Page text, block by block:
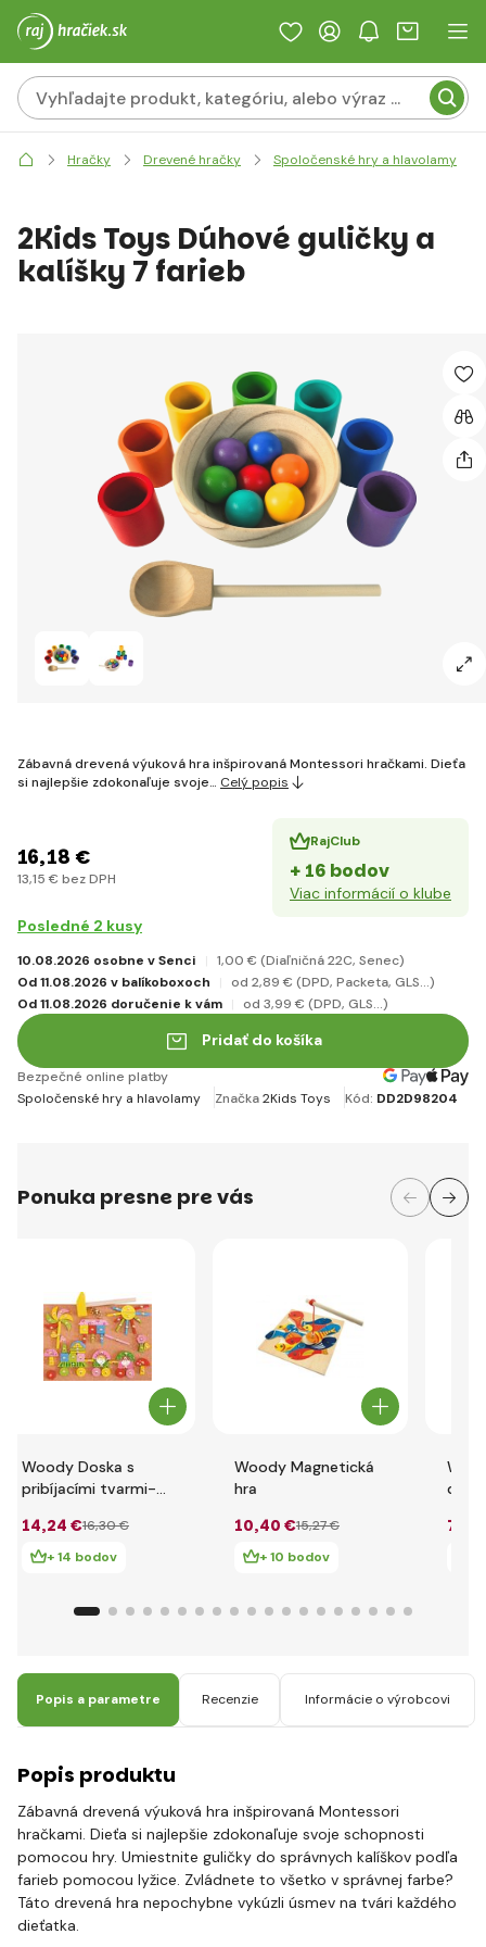
Hračky Drevené hračky Spoločenské hry a hlavolamy
2Kids Toys Dúhové guličky a
kalíšky 7 farieb
Zábavná drevená výuková hra inšpirovaná Montessori hračkami. Dieťa
si najlepšie zdokonaľuje svoje… Celý popis
16,18 €
13,15 € bez DPH
RajClub
+ 16 bodov
Viac informácií o klube
Posledné 2 kusy
10.08.2026 osobne v Senci 1,00 € (Diaľničná 22C, Senec)
Od 11.08.2026 v balíkoboxoch
od 2,89 € (DPD, Packeta, GLS...)
Od 11.08.2026 doručenie k vám
od 3,99 € (DPD, GLS...)
Pridať do košíka
Bezpečné online platby
Spoločenské hry a hlavolamy
Značka2Kids Toys Kód: DD2D98204
Ponuka presne pre vás
Woody Doska s
pribíjacími tvarmi-
14,24 €16,30 €
+ 14 bodov
Woody Magnetická
hra
10,40 €15,27 €
+ 10 bodov
7
Popis a parametre Recenzie Informácie o výrobcovi
Popis produktu
Zábavná drevená výuková hra inšpirovaná Montessori
hračkami. Dieťa si najlepšie zdokonaľuje svoje schopnosti
pomocou hry. Umiestnite guličky do správnych kalíškov podľa
farieb pomocou lyžice. Zvládnete to všetko v správnej farbe?
Táto drevená hra nepochybne vykúzli úsmev na tvári každého
dieťatka.